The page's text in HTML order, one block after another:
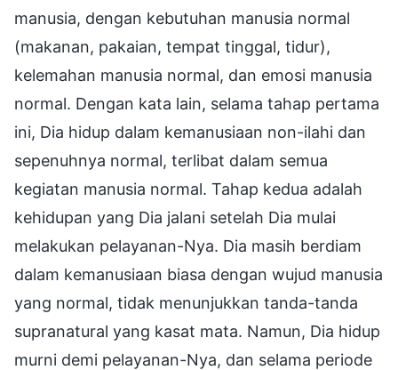
manusia, dengan kebutuhan manusia normal
(makanan, pakaian, tempat tinggal, tidur),
kelemahan manusia normal, dan emosi manusia
normal. Dengan kata lain, selama tahap pertama
ini, Dia hidup dalam kemanusiaan non-ilahi dan
sepenuhnya normal, terlibat dalam semua
kegiatan manusia normal. Tahap kedua adalah
kehidupan yang Dia jalani setelah Dia mulai
melakukan pelayanan-Nya. Dia masih berdiam
dalam kemanusiaan biasa dengan wujud manusia
yang normal, tidak menunjukkan tanda-tanda
supranatural yang kasat mata. Namun, Dia hidup
murni demi pelayanan-Nya, dan selama periode